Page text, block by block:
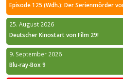
Episode 125 (Wdh.): Der Serienmörder
25. August 2026
Deutscher Kinostart von Film 29!
9. September 2026
Blu-ray-Box 9